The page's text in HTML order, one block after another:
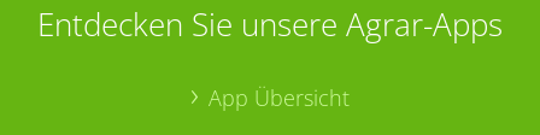
Entdecken Sie unsere Agrar-Apps
App Übersicht